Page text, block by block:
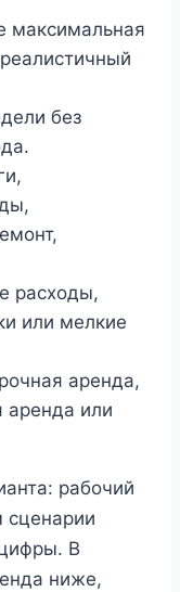
максимальная
без
расходы,
или мелкие
аренда,
аренда или
рабочий
сценарии
В
ниже,